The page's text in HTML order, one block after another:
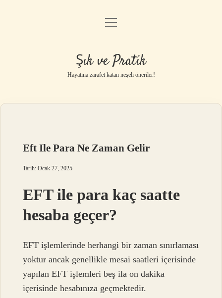
Anasayfa
Yasal Uyarı
menüyü
Şık ve Pratik
Hayatına zarafet katan neşeli öneriler!
Eft Ile Para Ne Zaman Gelir
Tarih: Ocak 27, 2025
EFT ile para kaç saatte
hesaba geçer?
EFT işlemlerinde herhangi bir zaman sınırlaması
yoktur ancak genellikle mesai saatleri içerisinde
yapılan EFT işlemleri beş ila on dakika
içerisinde hesabınıza geçmektedir.